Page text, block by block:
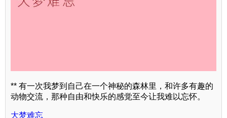
** 有一次我梦到自己在一个神秘的森林里，和许多有趣的
动物交流，那种自由和快乐的感觉至今让我难以忘怀。
大梦难忘